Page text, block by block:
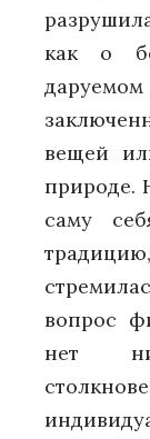
как о
вещей
природе.
саму
вопрос
нет